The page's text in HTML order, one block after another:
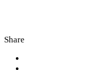
Share